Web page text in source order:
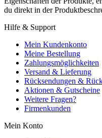
du direkt in der
Hilfe & Support
Mein Kundenkonto
Meine Bestellung
Zahlungsmöglichkeiten
Versand & Lieferung
Rücksendungen &
Aktionen & Gutscheine
Weitere Fragen?
Firmenkunden
Mein Konto